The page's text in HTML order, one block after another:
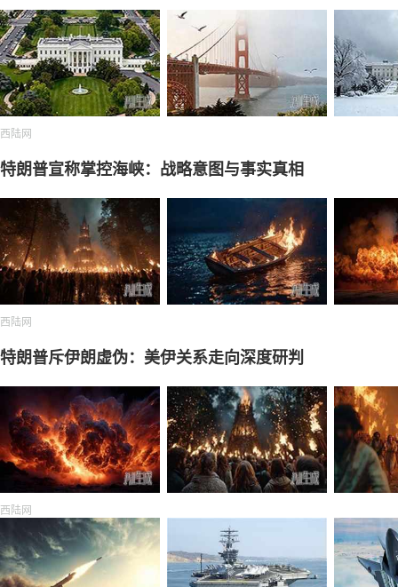
西陆网
特朗普宣称掌控海峡：战略意图与事实真相
西陆网
特朗普斥伊朗虚伪：美伊关系走向深度研判
西陆网